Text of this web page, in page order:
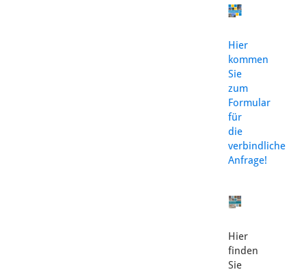
Hier
kommen
Sie
zum
Formular
für
die
verbindliche
Anfrage!
Hier
finden
Sie